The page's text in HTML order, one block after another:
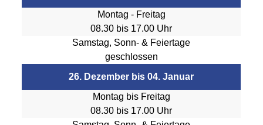
Montag - Freitag
08.30 bis 17.00 Uhr
Samstag, Sonn- & Feiertage
geschlossen
26. Dezember bis 04. Januar
Montag bis Freitag
08.30 bis 17.00 Uhr